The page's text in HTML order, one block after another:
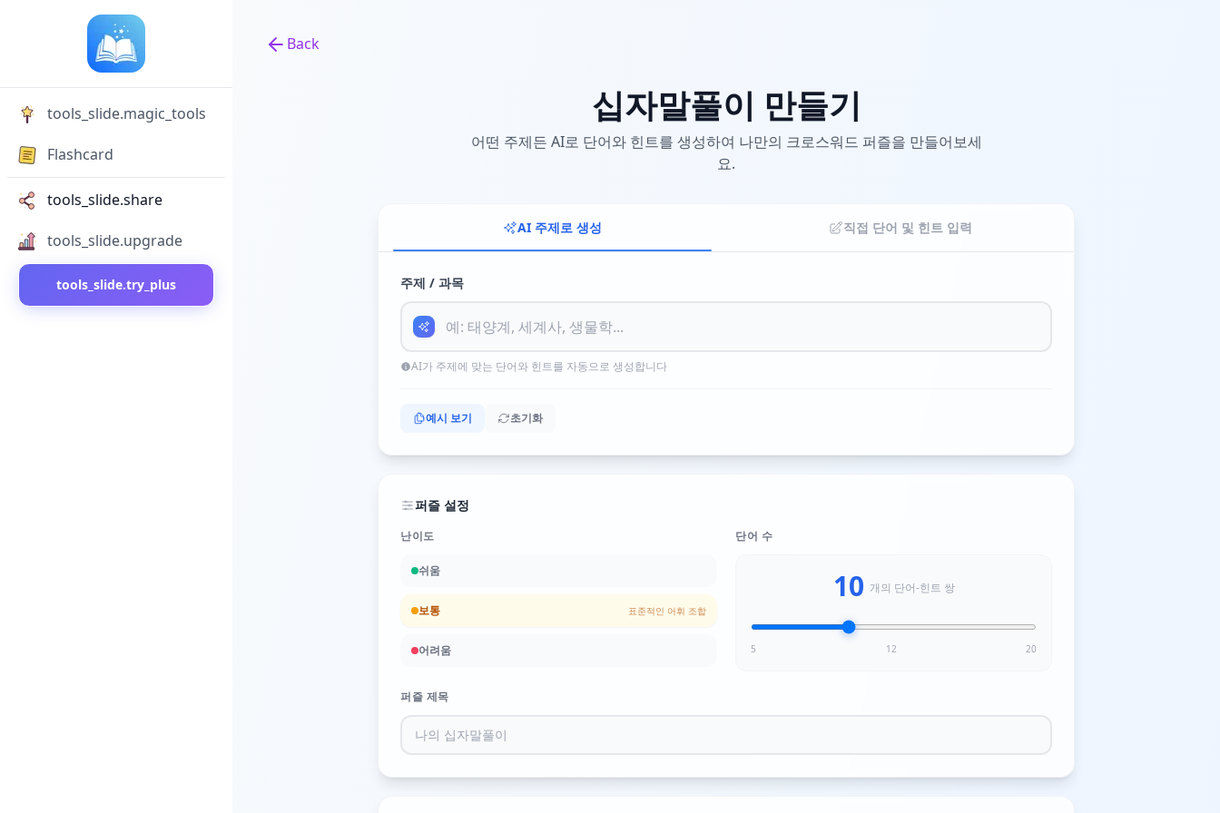
tools_slide.magic_tools
Flashcard
tools_slide.share
tools_slide.upgrade
tools_slide.try_plus
Back
Back to tools
십자말풀이 만들기
어떤 주제든 AI로 단어와 힌트를 생성하여 나만의 크로스워드 퍼즐을 만들어보세
요.
AI 주제로 생성 직접 단어 및 힌트 입력
주제 / 과목
AI가 주제에 맞는 단어와 힌트를 자동으로 생성합니다
예시 보기 초기화
퍼즐 설정
난이도
쉬움
보통 표준적인 어휘 조합
어려움
단어 수
10 개의 단어-힌트 쌍
5 12 20
퍼즐 제목